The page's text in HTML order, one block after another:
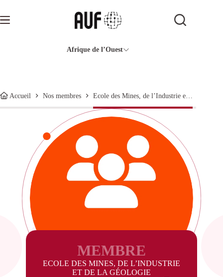
contenu
Afrique de l’Ouest
Accueil Nos membres
MEMBRE
ECOLE DES MINES, DE L’INDUSTRIE
ET DE LA GÉOLOGIE